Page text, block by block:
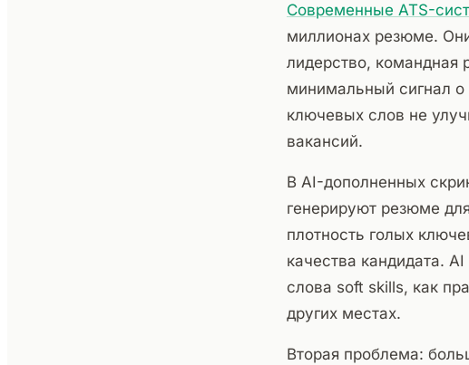
Современные ATS-
миллионах резюме.
лидерство, командная
минимальный сигнал о
ключевых слов не
вакансий.
В AI-дополненных
генерируют резюме
плотность голых
качества кандидата.
слова soft skills, как
других местах.
Вторая проблема: